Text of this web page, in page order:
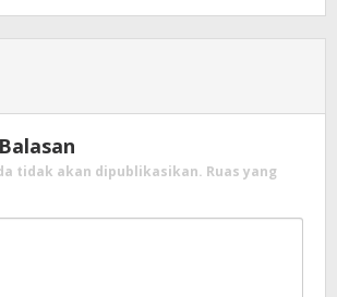
tidak akan dipublikasikan. Ruas yang